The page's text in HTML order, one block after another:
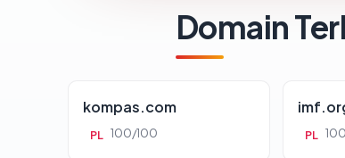
Domain
kompas.com
PL 100/100 PL